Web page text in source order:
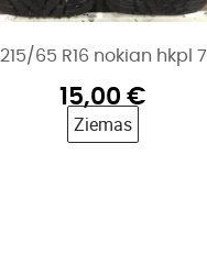
215/65 R16 nokian hkpl 7
15,00 €
Ziemas